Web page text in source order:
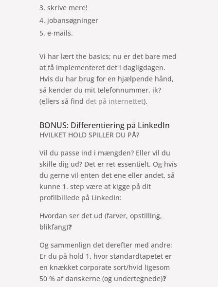
skrive mere!
jobansøgninger
e-mails.
Vi har lært the basics; nu er det bare med
at få implementeret det i dagligdagen.
Hvis du har brug for en hjælpende hånd,
så kender du mit telefonnummer, ik?
(ellers så find det på internettet).
BONUS: Differentiering på LinkedIn
HVILKET HOLD SPILLER DU PÅ?
Vil du passe ind i mængden? Eller vil du
skille dig ud? Det er ret essentielt. Og hvis
du gerne vil enten det ene eller andet, så
kunne 1. step være at kigge på dit
profilbillede på LinkedIn:
Hvordan ser det ud (farver, opstilling,
blikfang)❓
Og sammenlign det derefter med andre:
Er du på hold 1, hvor standardtapetet er
en knækket corporate sort/hvid ligesom
50 % af danskerne (og undertegnede)❓